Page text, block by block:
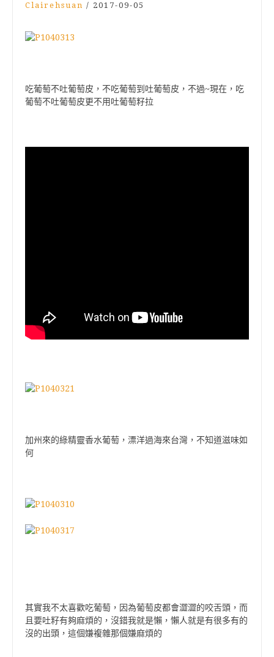
Clairehsuan / 2017-09-05
吃葡萄不吐葡萄皮，不吃葡萄到吐葡萄皮，不過~現在，吃
葡萄不吐葡萄皮更不用吐葡萄籽拉
加州來的綠精靈香水葡萄，漂洋過海來台灣，不知道滋味如
何
其實我不太喜歡吃葡萄，因為葡萄皮都會澀澀的咬舌頭，而
且要吐籽有夠麻煩的，沒錯我就是懶，懶人就是有很多有的
沒的出頭，這個嫌複雜那個嫌麻煩的